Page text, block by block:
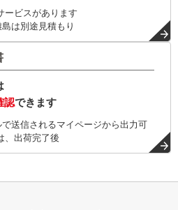
ビスがあります
は別途見積もり
認できます
送信されるマイページから出力可
出荷完了後